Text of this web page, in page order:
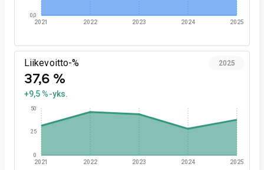
2021 2022 2023 2024 2025
0,0
Liikevoitto-%
37,6 %
+9,5 %-yks.
2025
2021 2022 2023 2024 2025
0
25
50